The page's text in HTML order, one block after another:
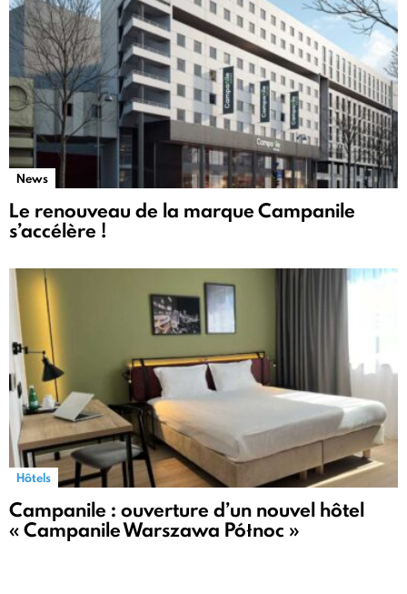
News
Le renouveau de la marque Campanile
s’accélère !
Hôtels
Campanile : ouverture d’un nouvel hôtel
« Campanile Warszawa Północ »